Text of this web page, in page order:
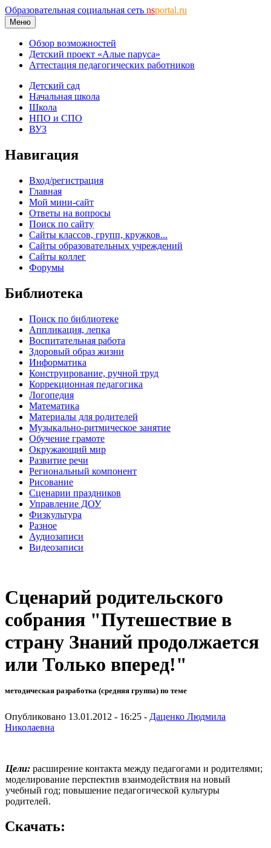
Образовательная социальная сеть nsportal.ru
Меню
Обзор возможностей
Детский проект «Алые паруса»
Аттестация педагогических работников
Детский сад
Начальная школа
Школа
НПО и СПО
ВУЗ
Навигация
Вход/регистрация
Главная
Мой мини-сайт
Ответы на вопросы
Поиск по сайту
Сайты классов, групп, кружков...
Сайты образовательных учреждений
Сайты коллег
Форумы
Библиотека
Поиск по библиотеке
Аппликация, лепка
Воспитательная работа
Здоровый образ жизни
Информатика
Конструирование, ручной труд
Коррекционная педагогика
Логопедия
Математика
Материалы для родителей
Музыкально-ритмическое занятие
Обучение грамоте
Окружающий мир
Развитие речи
Региональный компонент
Рисование
Сценарии праздников
Управление ДОУ
Физкультура
Разное
Аудиозаписи
Видеозаписи
Сценарий родительского
собрания "Путешествие в
страну Знаний продолжается
или Только вперед!"
методическая разработка (средняя группа) по теме
Опубликовано 13.01.2012 - 16:25 - Даценко Людмила
Николаевна
Цели: расширение контакта между педагогами и родителями;
моделирование перспектив взаимодействия на новый
учебный год; повышение педагогической культуры
родителей.
Скачать: